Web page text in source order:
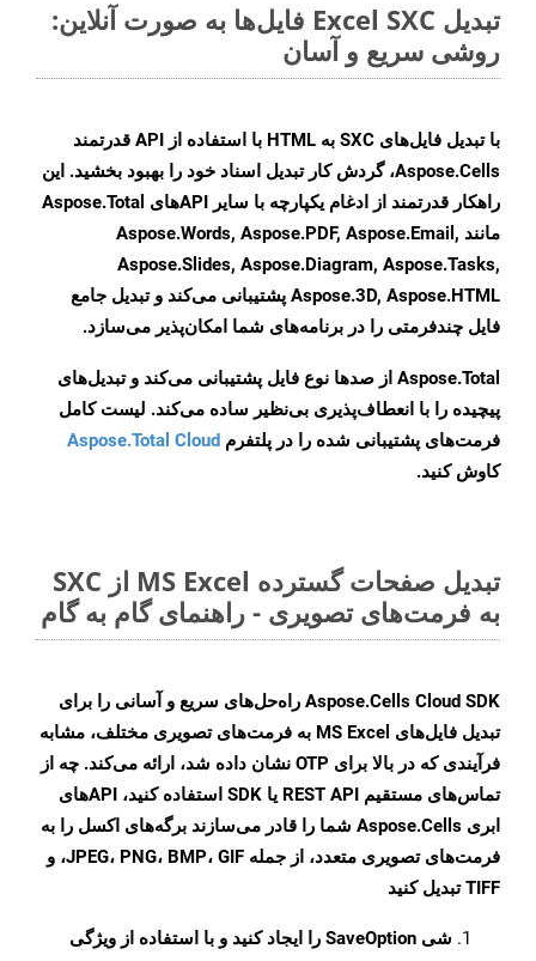
تبدیل Excel SXC فایل‌ها به صورت آنلاین:
روشی سریع و آسان
با تبدیل فایل‌های SXC به HTML با استفاده از API قدرتمند
Aspose.Cells، گردش کار تبدیل اسناد خود را بهبود بخشید. این
راهکار قدرتمند از ادغام یکپارچه با سایر APIهای Aspose.Total
مانند Aspose.Words, Aspose.PDF, Aspose.Email,
Aspose.Slides, Aspose.Diagram, Aspose.Tasks,
Aspose.3D, Aspose.HTML پشتیبانی می‌کند و تبدیل جامع
فایل چندفرمتی را در برنامه‌های شما امکان‌پذیر می‌سازد.
Aspose.Total از صدها نوع فایل پشتیبانی می‌کند و تبدیل‌های
پیچیده را با انعطاف‌پذیری بی‌نظیر ساده می‌کند. لیست کامل
فرمت‌های پشتیبانی شده را در پلتفرم Aspose.Total Cloud
کاوش کنید.
تبدیل صفحات گسترده MS Excel از SXC
به فرمت‌های تصویری - راهنمای گام به گام
Aspose.Cells Cloud SDK راه‌حل‌های سریع و آسانی را برای
تبدیل فایل‌های MS Excel به فرمت‌های تصویری مختلف، مشابه
فرآیندی که در بالا برای OTP نشان داده شد، ارائه می‌کند. چه از
تماس‌های مستقیم REST API یا SDK استفاده کنید، APIهای
ابری Aspose.Cells شما را قادر می‌سازند برگه‌های اکسل را به
فرمت‌های تصویری متعدد، از جمله JPEG، PNG، BMP، GIF، و
TIFF تبدیل کنید
شی SaveOption را ایجاد کنید و با استفاده از ویژگی